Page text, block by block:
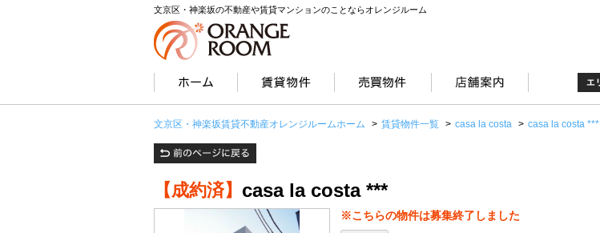
文京区・神楽坂の不動産や賃貸マンションのことならオレンジルーム
文京区・神楽坂賃貸不動産オレンジルームホーム > 賃貸物件一覧 > casa la costa > casa la costa ***
【成約済】 casa la costa ***
※こちらの物件は募集終了しました